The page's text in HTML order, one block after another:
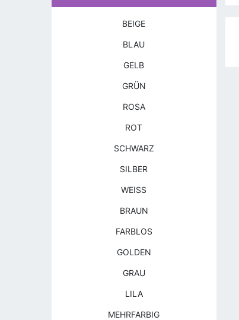
BEIGE
BLAU
GELB
GRÜN
ROSA
ROT
SCHWARZ
SILBER
WEISS
BRAUN
FARBLOS
GOLDEN
GRAU
LILA
MEHRFARBIG